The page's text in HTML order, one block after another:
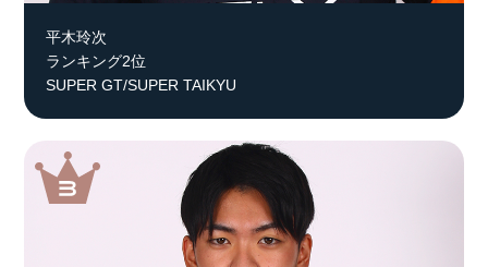
平木玲次
ランキング2位
SUPER GT/SUPER TAIKYU